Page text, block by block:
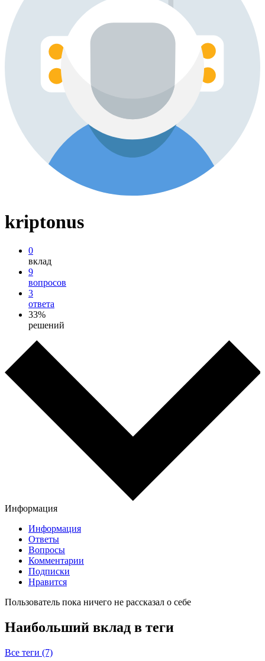
kriptonus
0
вклад
9
вопросов
3
ответа
33%
решений
Информация
Информация
Ответы
Вопросы
Комментарии
Подписки
Нравится
Пользователь пока ничего не рассказал о себе
Наибольший вклад в теги
Все теги (7)